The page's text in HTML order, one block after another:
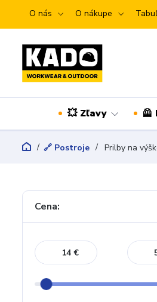
O nás O nákupe
💥 Zľavy 🦺
🔗 Postroje Prilby na
Cena:
€